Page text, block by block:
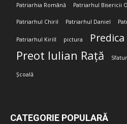
Patriarhia Română Patriarhul Bisericii
Patriarhul Chiril Patriarhul Daniel
Patriarhul Kirill pictura Predica
Preot Iulian Rață
Școală
CATEGORIE POPULARĂ